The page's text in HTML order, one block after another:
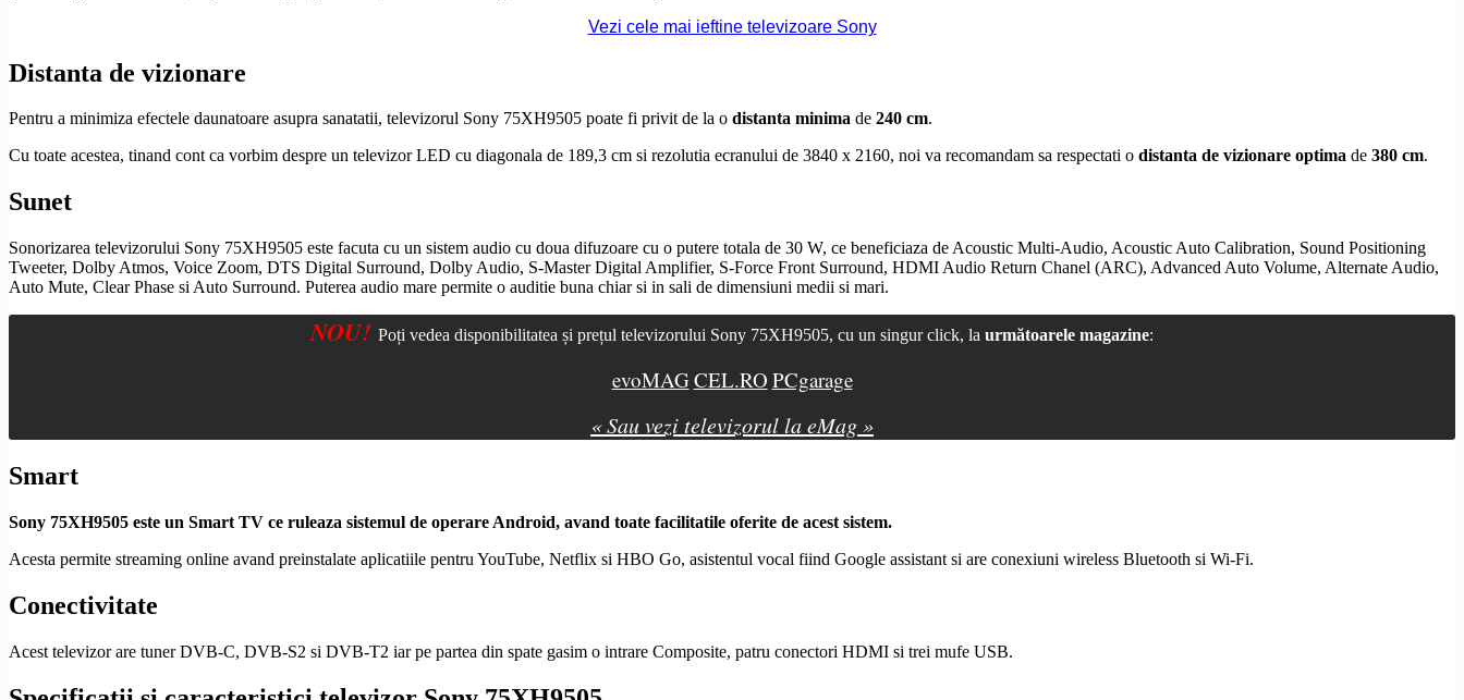
Vezi cele mai ieftine televizoare Sony
Distanta de vizionare
Pentru a minimiza efectele daunatoare asupra sanatatii, televizorul Sony 75XH9505 poate fi privit de la o distanta minima de 240 cm.
Cu toate acestea, tinand cont ca vorbim despre un televizor LED cu diagonala de 189,3 cm si rezolutia ecranului de 3840 x 2160, noi va recomandam sa respectati o distanta de vizionare optima de 380 cm.
Sunet
Sonorizarea televizorului Sony 75XH9505 este facuta cu un sistem audio cu doua difuzoare cu o putere totala de 30 W, ce beneficiaza de Acoustic Multi-Audio, Acoustic Auto Calibration, Sound Positioning
Tweeter, Dolby Atmos, Voice Zoom, DTS Digital Surround, Dolby Audio, S-Master Digital Amplifier, S-Force Front Surround, HDMI Audio Return Chanel (ARC), Advanced Auto Volume, Alternate Audio,
Auto Mute, Clear Phase si Auto Surround. Puterea audio mare permite o auditie buna chiar si in sali de dimensiuni medii si mari.
NOU! Poți vedea disponibilitatea și prețul televizorului Sony 75XH9505, cu un singur click, la următoarele magazine:
evoMAGCEL.RO PCgarage
« Sau vezi televizorul la eMag »
Smart
Sony 75XH9505 este un Smart TV ce ruleaza sistemul de operare Android, avand toate facilitatile oferite de acest sistem.
Acesta permite streaming online avand preinstalate aplicatiile pentru YouTube, Netflix si HBO Go, asistentul vocal fiind Google assistant si are conexiuni wireless Bluetooth si Wi-Fi.
Conectivitate
Acest televizor are tunerDVB-C, DVB-S2 si DVB-T2 iar pe partea din spate gasim o intrare Composite, patru conectori HDMI si trei mufe USB.